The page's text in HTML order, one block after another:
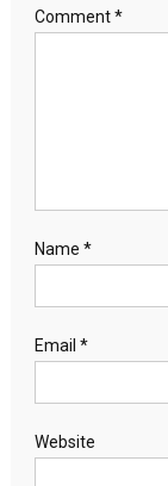
Comment*
Name *
Email *
Website